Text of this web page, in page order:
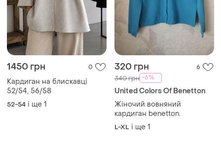
1450 грн
Кардиган на блискавці
52/54, 56/58
52-54 і ще 1
320 грн 6
340 грн -6%
United Colors Of Benetton
Жіночий вовняний
кардиган benetton.
L-XL і ще 1